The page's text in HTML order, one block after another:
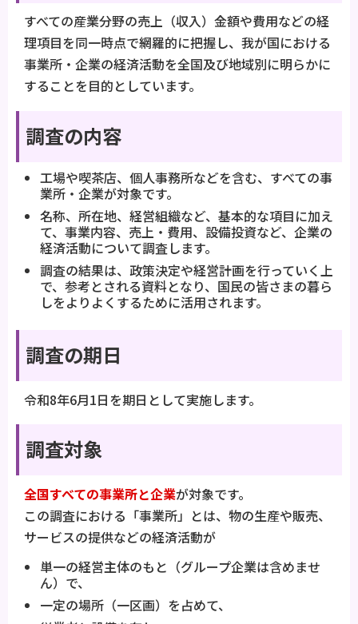
すべての産業分野の売上（収入）金額や費用などの経
理項目を同一時点で網羅的に把握し、我が国における
事業所・企業の経済活動を全国及び地域別に明らかに
することを目的としています。
調査の内容
工場や喫茶店、個人事務所などを含む、すべての事
業所・企業が対象です。
名称、所在地、経営組織など、基本的な項目に加え
て、事業内容、売上・費用、設備投資など、企業の
経済活動について調査します。
調査の結果は、政策決定や経営計画を行っていく上
で、参考とされる資料となり、国民の皆さまの暮ら
しをよりよくするために活用されます。
調査の期日
令和8年6月1日を期日として実施します。
調査対象
全国すべての事業所と企業が対象です。
この調査における「事業所」とは、物の生産や販売、
サービスの提供などの経済活動が
単一の経営主体のもと（グループ企業は含めませ
ん）で、
一定の場所（一区画）を占めて、